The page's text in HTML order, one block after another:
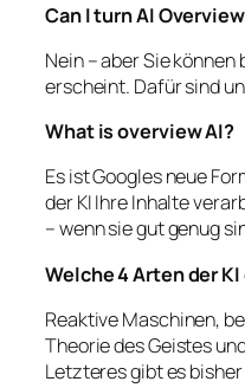
Can I turn AI
Nein – aber Sie
erscheint. Dafür sind
What is overview AI?
Es ist Googles neue
der KI Ihre Inhalte
– wenn sie gut genug
Welche 4 Arten der
Reaktive Maschinen,
Theorie des Geistes
Letzteres gibt es